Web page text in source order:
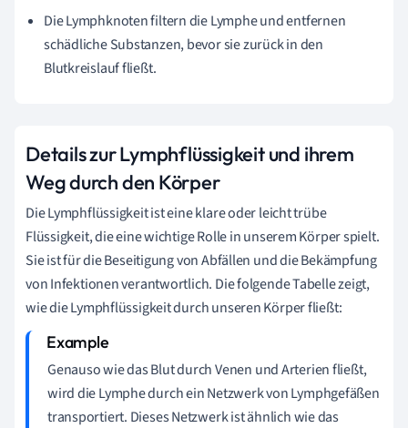
Die Lymphknoten filtern die Lymphe und entfernen
schädliche Substanzen, bevor sie zurück in den
Blutkreislauf fließt.
Details zur Lymphflüssigkeit und ihrem
Weg durch den Körper
Die Lymphflüssigkeit ist eine klare oder leicht trübe
Flüssigkeit, die eine wichtige Rolle in unserem Körper spielt.
Sie ist für die Beseitigung von Abfällen und die Bekämpfung
von Infektionen verantwortlich. Die folgende Tabelle zeigt,
wie die Lymphflüssigkeit durch unseren Körper fließt:
Genauso wie das Blut durch Venen und Arterien fließt,
wird die Lymphe durch ein Netzwerk von Lymphgefäßen
transportiert. Dieses Netzwerk ist ähnlich wie das